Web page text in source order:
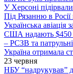
У Херсоні
Під Рязанню в Росії
Українська авіація
США надають $450
– РСЗВ та
Україна отримала
23 червня
НБУ “надрукував”